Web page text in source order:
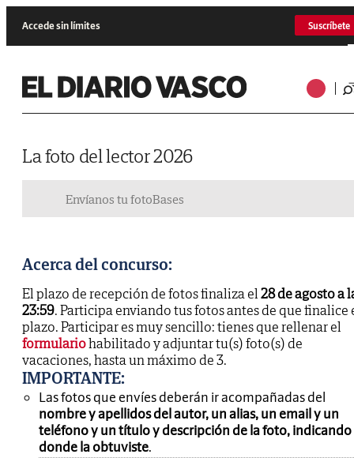
Accede sin límites Suscríbete
La foto del lector 2026
Envíanos tu fotoBases
Acerca del concurso:
El plazo de recepción de fotos finaliza el28 de agosto a
23:59. Participa enviando tus fotos antes de que finalice
plazo. Participar es muy sencillo: tienes que rellenar el
formulariohabilitado y adjuntar tu(s) foto(s) de
vacaciones, hasta un máximo de 3.
IMPORTANTE:
Las fotos que envíes deberán ir acompañadas del
nombre y apellidos del autor, un alias, un email y un
teléfono y un título y descripción de la foto, indicando
donde la obtuviste.